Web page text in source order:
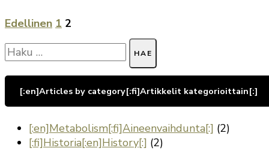
selaus
Edellinen Sivu
1 Sivu
2
Haku:
[:en]Articles by category[:fi]Artikkelit kategorioittain[:]
[:en]Metabolism[:fi]Aineenvaihdunta[:] (2)
[:fi]Historia[:en]History[:] (2)